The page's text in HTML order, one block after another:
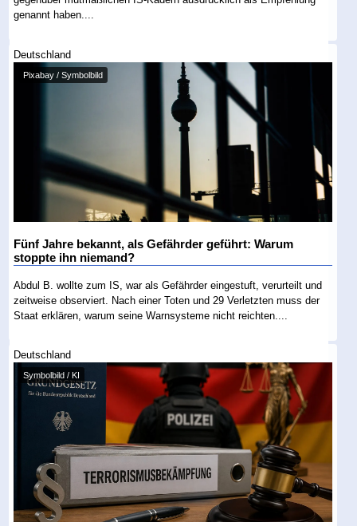
genannt haben....
Deutschland
Pixabay / Symbolbild
Fünf Jahre bekannt, als Gefährder geführt: Warum
stoppte ihn niemand?
Abdul B. wollte zum IS, war als Gefährder eingestuft, verurteilt und
zeitweise observiert. Nach einer Toten und 29 Verletzten muss der
Staat erklären, warum seine Warnsysteme nicht reichten....
Deutschland
Symbolbild / KI